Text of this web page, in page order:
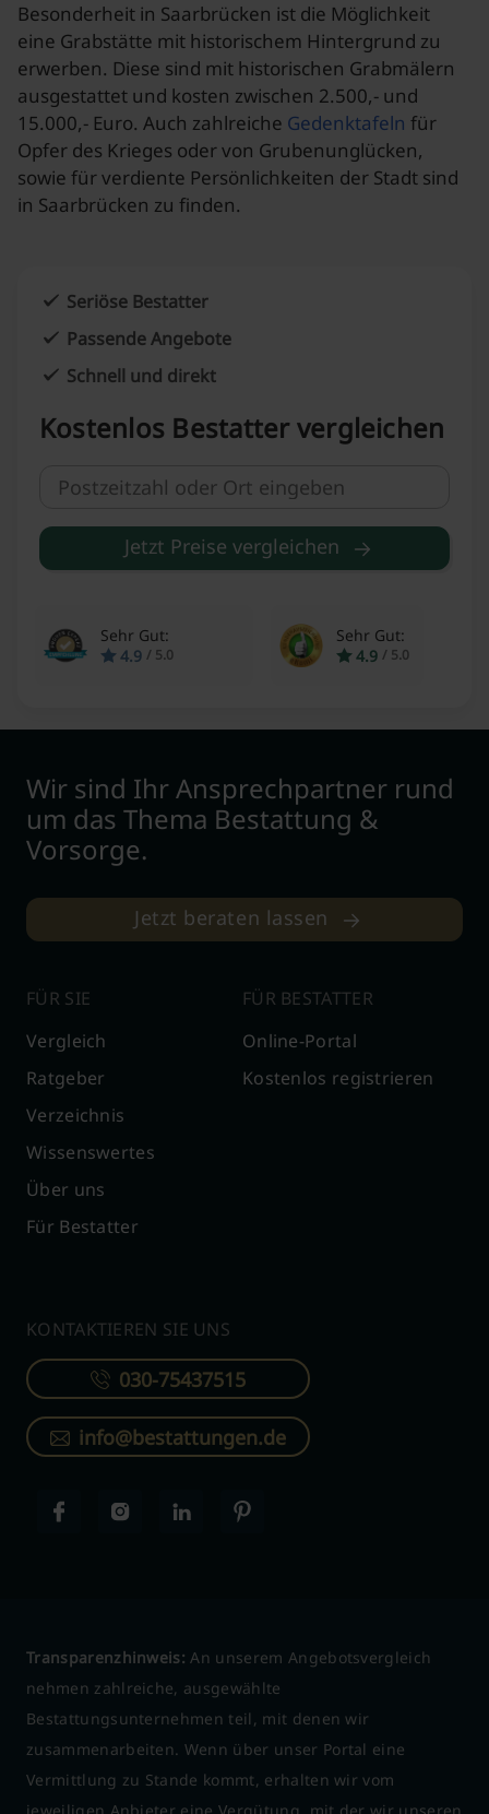
Besonderheit in Saarbrücken ist die Möglichkeit
eine Grabstätte mit historischem Hintergrund zu
erwerben. Diese sind mit historischen Grabmälern
ausgestattet und kosten zwischen 2.500,- und
15.000,- Euro. Auch zahlreiche Gedenktafeln für
Opfer des Krieges oder von Grubenunglücken,
sowie für verdiente Persönlichkeiten der Stadt sind
in Saarbrücken zu finden.
Seriöse Bestatter
Passende Angebote
Schnell und direkt
Kostenlos Bestatter vergleichen
Jetzt Preise vergleichen
Sehr Gut:
4.9 / 5.0
Sehr Gut:
4.9 / 5.0
Wir sind Ihr Ansprechpartner rund
um das Thema Bestattung &
Vorsorge.
Jetzt beraten lassen
FÜR SIE
Vergleich
Ratgeber
Verzeichnis
Wissenswertes
Über uns
Für Bestatter
FÜR BESTATTER
Online-Portal
Kostenlos registrieren
KONTAKTIEREN SIE UNS
030-75437515
info@bestattungen.de
Transparenzhinweis: An unserem Angebotsvergleich
nehmen zahlreiche, ausgewählte
Bestattungsunternehmen teil, mit denen wir
zusammenarbeiten. Wenn über unser Portal eine
Vermittlung zu Stande kommt, erhalten wir vom